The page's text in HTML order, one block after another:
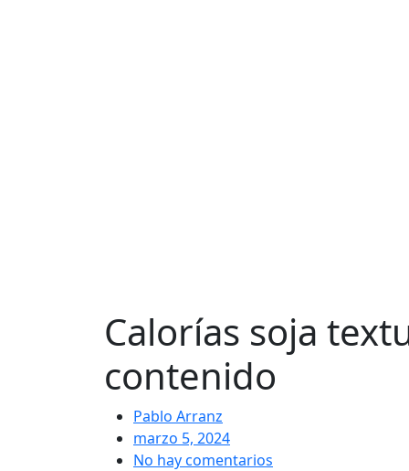
Calorías soja
contenido
Pablo Arranz
marzo 5, 2024
No hay comentarios